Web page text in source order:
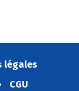
légales
CGU